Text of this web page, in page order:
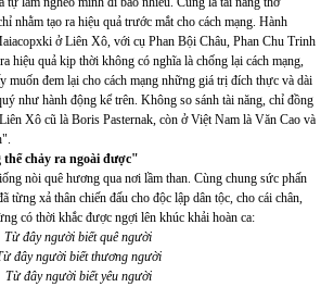
nhằm tạo ra hiệu quả trước mắt cho cách mạng. Hành
ở Liên Xô, với cụ Phan Bội Châu, Phan Chu Trinh
hiệu quả kịp thời không có nghĩa là chống lại cách mạng,
muốn đem lại cho cách mạng những giá trị đích thực và dài
như hành động kể trên. Không so sánh tài năng, chỉ đồng
Xô cũ là Boris Pasternak, còn ở Việt Nam là Văn Cao và
chảy ra ngoài được"
nòi quê hương qua nơi lầm than. Cùng chung sức phấn
từng xả thân chiến đấu cho độc lập dân tộc, cho cái chân,
có thời khắc được ngợi lên khúc khải hoàn ca:
Từ đây người biết quê người
đây người biết thương người
Từ đây người biết yêu người